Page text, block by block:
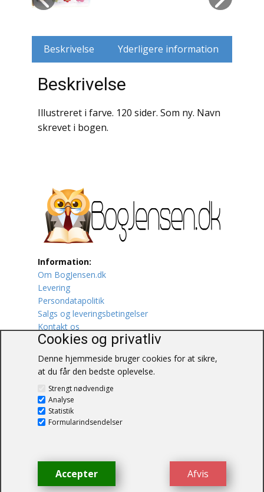
Krige / Slag
Litteraturhistorie
Lokalhistorie / Topografi
Lystfiskeri
Mad
Musik
Mytologi / Sagn / Sagaer
Naturen
Oldtidskundskab
Beskrivelse Yderligere information
Beskrivelse
Illustreret i farve. 120 sider. Som ny. Navn
skrevet i bogen.
Information:
Om BogJensen.dk
Levering
Persondatapolitik
Salgs og leveringsbetingelser
Kontakt os
Blåkærvej 25
6052 Viuf
Tlf.:60703190
© BogJensen.dk – Alle rettigheder
forbeholdes.
Cookies og privatliv
Denne hjemmeside bruger cookies for at sikre,
at du får den bedste oplevelse.
Strengt nødvendige
Analyse
Statistik
Formularindsendelser
Afvis
Accepter